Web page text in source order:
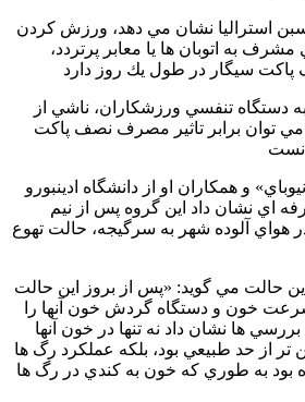
استراليا نشان مي دهد، ورزش كردن
مشرف به اتوبان ها يا معابر پرتردد،
سيگار در طول يك روز دارد
دستگاه تنفسي ورزشكاران، ناشي از
توان برابر تاثير مصرف نصف پاكت
و همكاران او از دانشگاه ادينبورو
حرفه اي نشان داد اين گروه پس از نيم
آلوده شهر به سرگيجه، حالت تهوع
حالت مي گويد: «پس از بروز اين حالت
خون و دستگاه گردش خون آنها را
ها نشان داد نه تنها در خون آنها
تر از حد طبيعي بود، بلكه عملكرد رگ ها
بود به طوري كه خون به كندي در رگ ها